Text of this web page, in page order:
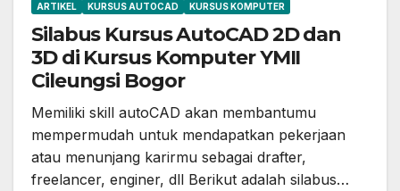
ARTIKEL KURSUS AUTOCAD KURSUS KOMPUTER
Silabus Kursus AutoCAD 2D dan
3D di Kursus Komputer YMII
Cileungsi Bogor
Memiliki skill autoCAD akan membantumu
mempermudah untuk mendapatkan pekerjaan
atau menunjang karirmu sebagai drafter,
freelancer, enginer, dll Berikut adalah silabus…